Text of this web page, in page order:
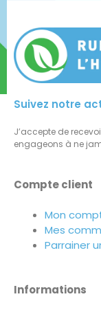
Suivez notre
J’accepte de
engageons à ne
Compte client
Mon
Mes
Parrainer
Informations